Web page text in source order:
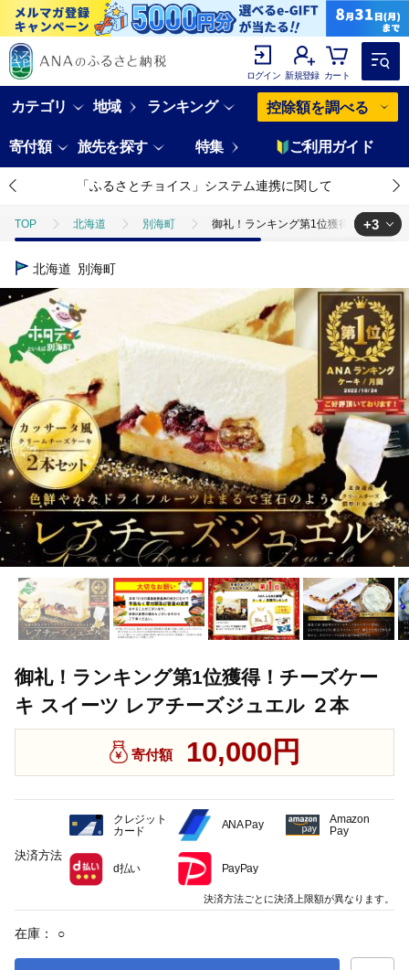
ログイン 新規登録 カート
カテゴリ 地域 ランキング 控除額を調べる
寄付額 旅先を探す 特集 ご利用ガイド
「ふるさとチョイス」システム連携に関して
TOP 北海道 別海町 御礼！ランキング第1位獲得！チーズ
TOP
TOP 御礼！ランキング第1位獲得！
TOP パン・菓子類 洋菓子 ケーキ 御礼！ランキン
+3
北海道 別海町
御礼！ランキング第1位獲得！チーズケー
キ スイーツ レアチーズジュエル ２本
寄付額 10,000円
在庫： ○
決済方法
クレジット
カード
ANA Pay
Amazon
Pay
d払い PayPay
決済方法ごとに決済上限額が異なります。